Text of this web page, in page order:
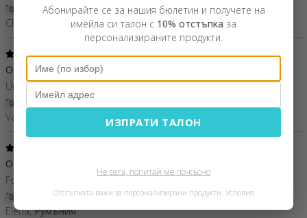
Покажи превод
Claudia,
Румъния
5/ 5
O achiziție inspirata 23 Декември 2021
Un cadou perfect de secret santa
Покажи превод
Valentin,
O achizitie inspirata
Foarte bine realizat! Recomand
Покажи превод
Elena,Румъния
Абонирайте се за нашия бюлетин и получете на
имейла си талон с 10% отстъпка за
персонализираните продукти.
ИЗПРАТИ ТАЛОН
Не сега, попитай ме по-късно
Отстъпката важи за персонализирани продукти. Условия